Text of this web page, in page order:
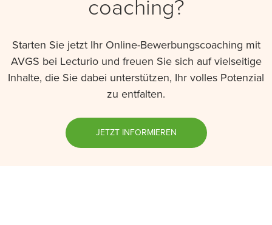
coaching?
Starten Sie jetzt Ihr Online-Bewerbungscoaching mit
AVGS bei Lecturio und freuen Sie sich auf vielseitige
Inhalte, die Sie dabei unterstützen, Ihr volles Potenzial
zu entfalten.
JETZT INFORMIEREN